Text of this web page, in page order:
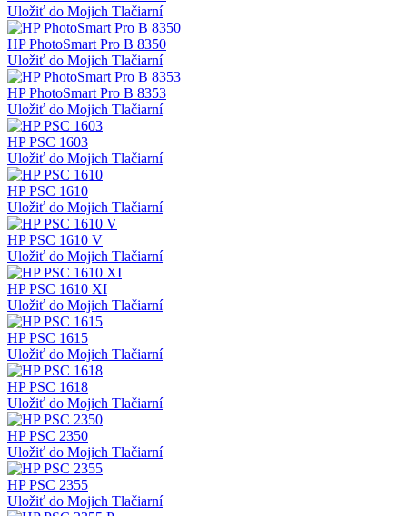
Uložiť do Mojich Tlačiarní
HP PhotoSmart Pro B 8350
Uložiť do Mojich Tlačiarní
HP PhotoSmart Pro B 8353
Uložiť do Mojich Tlačiarní
HP PSC 1603
Uložiť do Mojich Tlačiarní
HP PSC 1610
Uložiť do Mojich Tlačiarní
HP PSC 1610 V
Uložiť do Mojich Tlačiarní
HP PSC 1610 XI
Uložiť do Mojich Tlačiarní
HP PSC 1615
Uložiť do Mojich Tlačiarní
HP PSC 1618
Uložiť do Mojich Tlačiarní
HP PSC 2350
Uložiť do Mojich Tlačiarní
HP PSC 2355
Uložiť do Mojich Tlačiarní